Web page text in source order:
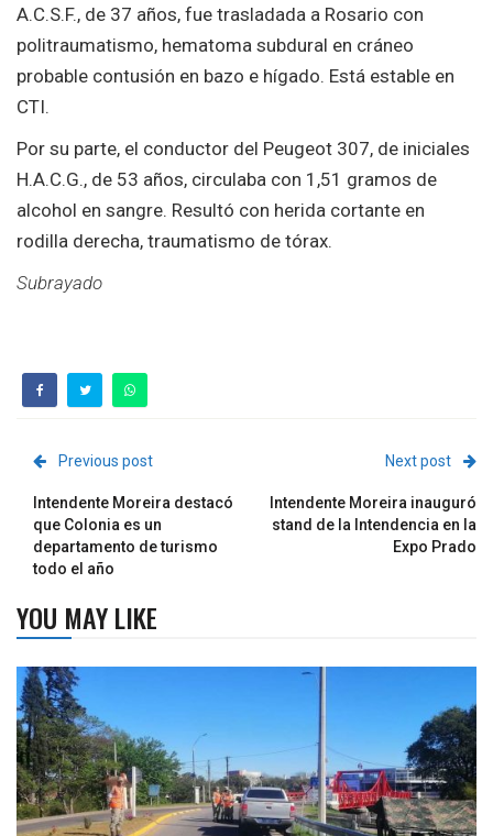
A.C.S.F., de 37 años, fue trasladada a Rosario con
politraumatismo, hematoma subdural en cráneo
probable contusión en bazo e hígado. Está estable en
CTI.
Por su parte, el conductor del Peugeot 307, de iniciales
H.A.C.G., de 53 años, circulaba con 1,51 gramos de
alcohol en sangre. Resultó con herida cortante en
rodilla derecha, traumatismo de tórax.
Subrayado
Previous post
Intendente Moreira destacó
que Colonia es un
departamento de turismo
todo el año
Next post
Intendente Moreira inauguró
stand de la Intendencia en la
Expo Prado
YOU MAY LIKE